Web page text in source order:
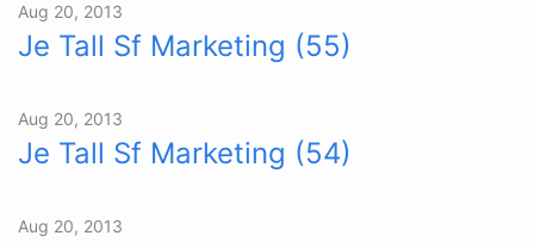
Aug 20, 2013
Je Tall Sf Marketing (55)
Aug 20, 2013
Je Tall Sf Marketing (54)
Aug 20, 2013